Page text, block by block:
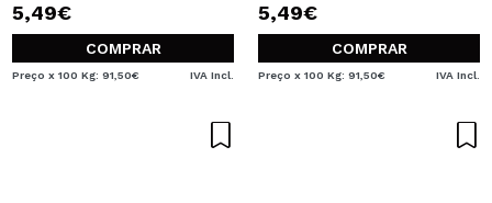
5,49€
COMPRAR
Preço x 100 Kg: 91,50€ IVA Incl.
5,49€
COMPRAR
Preço x 100 Kg: 91,50€ IVA Incl.